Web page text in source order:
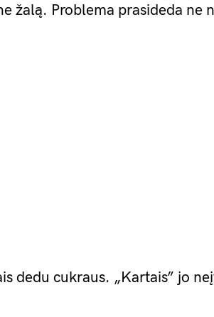
žalą. Problema prasideda ne
dedu cukraus. „Kartais” jo